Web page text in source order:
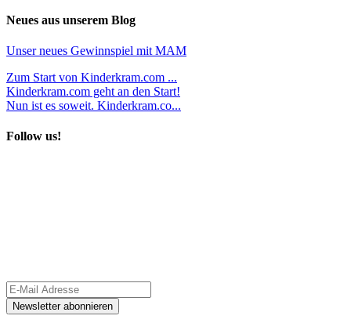
Neues aus unserem Blog
Unser neues Gewinnspiel mit MAM
Zum Start von Kinderkram.com ...
Kinderkram.com geht an den Start!
Nun ist es soweit. Kinderkram.co...
Follow us!